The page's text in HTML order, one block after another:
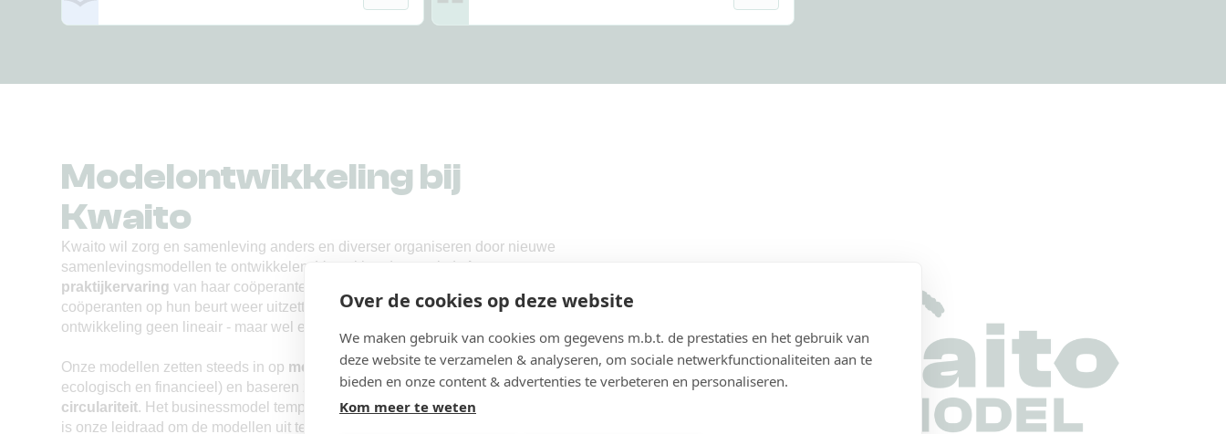
Over de cookies op deze website
We maken gebruik van cookies om gegevens m.b.t. de prestaties en het gebruik van
deze website te verzamelen & analyseren, om sociale netwerkfunctionaliteiten aan te
bieden en onze content & advertenties te verbeteren en personaliseren.
Kom meer te weten
Modelontwikkeling bij
Kwaito
Kwaito wil zorg en samenleving anders en diverser organiseren door nieuwe
samenlevingsmodellen te ontwikkelen. Vertrekkende vanuit de bewezen
praktijkervaring van haar coöperanten bouwt Kwaito aan modellen die de
coöperanten op hun beurt weer uitzetten en uittesten in de praktijk. Zo is
ontwikkeling geen lineair - maar wel een
Onze modellen zetten steeds in op meervoudige waardencreatie(sociaal,
ecologisch en financieel) en baseren zich opinclusiviteit, duurzaamheid en
circulariteit. Het businessmodel template ‘duurzaam organiseren’ van J. Jonker
is onze leidraad om de modellen uit te bouwen tot business- en